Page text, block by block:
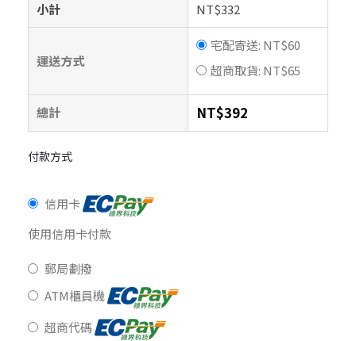
小計 NT$332
運送方式
宅配寄送: NT$60
超商取貨: NT$65
總計 NT$392
付款方式
信用卡
使用信用卡付款
郵局劃撥
ATM櫃員機
超商代碼